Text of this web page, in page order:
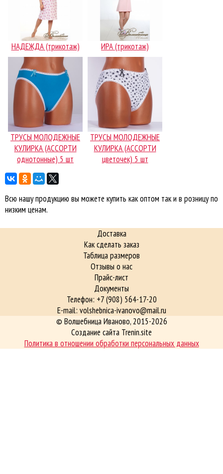
НАДЕЖДА (трикотаж) ИРА (трикотаж)
ТРУСЫ МОЛОДЕЖНЫЕ
КУЛИРКА (АССОРТИ
однотонные) 5 шт
ТРУСЫ МОЛОДЕЖНЫЕ
КУЛИРКА (АССОРТИ
цветочек) 5 шт
Всю нашу продукцию вы можете купить как оптом так и в розницу по
низким ценам.
Доставка
Как сделать заказ
Таблица размеров
Отзывы о нас
Прайс-лист
Документы
Телефон: +7 (908) 564-17-20
E-mail: volshebnica-ivanovo@mail.ru
© Волшебница Иваново, 2015-2026
Создание сайта Trenin.site
Политика в отношении обработки персональных данных